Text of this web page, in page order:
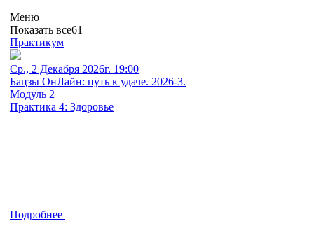
Меню
Показать все61
Практикум
Ср., 2 Декабря 2026г. 19:00
Бацзы ОнЛайн: путь к удаче. 2026-3.
Модуль 2
Практика 4: Здоровье
Подробнее